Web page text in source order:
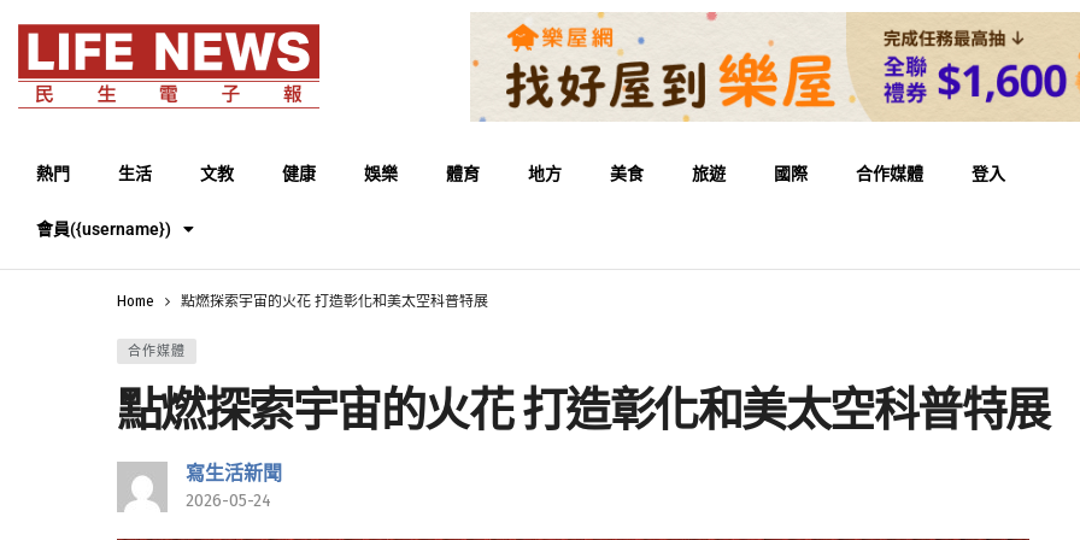
熱門 生活 文教 健康 娛樂 體育 地方 美食 旅遊 國際 合作媒體 登入
會員({username})
Home 點燃探索宇宙的火花 打造彰化和美太空科普特展
合作媒體
點燃探索宇宙的火花 打造彰化和美太空科普特展
寫生活新聞
2026-05-24